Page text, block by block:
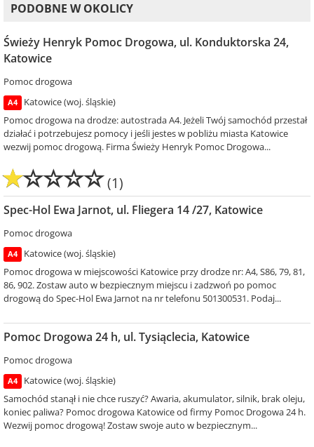
PODOBNE W OKOLICY
Świeży Henryk Pomoc Drogowa, ul. Konduktorska 24,
Katowice
Pomoc drogowa
A4
Katowice (woj. śląskie)
Pomoc drogowa na drodze: autostrada A4. Jeżeli Twój samochód przestał
działać i potrzebujesz pomocy i jeśli jestes w pobliżu miasta Katowice
wezwij pomoc drogową. Firma Świeży Henryk Pomoc Drogowa...
(1)
Spec-Hol Ewa Jarnot, ul. Fliegera 14 /27, Katowice
Pomoc drogowa
A4
Katowice (woj. śląskie)
Pomoc drogowa w miejscowości Katowice przy drodze nr: A4, S86, 79, 81,
86, 902. Zostaw auto w bezpiecznym miejscu i zadzwoń po pomoc
drogową do Spec-Hol Ewa Jarnot na nr telefonu 501300531. Podaj...
Pomoc Drogowa 24 h, ul. Tysiąclecia, Katowice
Pomoc drogowa
A4
Katowice (woj. śląskie)
Samochód stanął i nie chce ruszyć? Awaria, akumulator, silnik, brak oleju,
koniec paliwa? Pomoc drogowa Katowice od firmy Pomoc Drogowa 24 h.
Wezwij pomoc drogową! Zostaw swoje auto w bezpiecznym...